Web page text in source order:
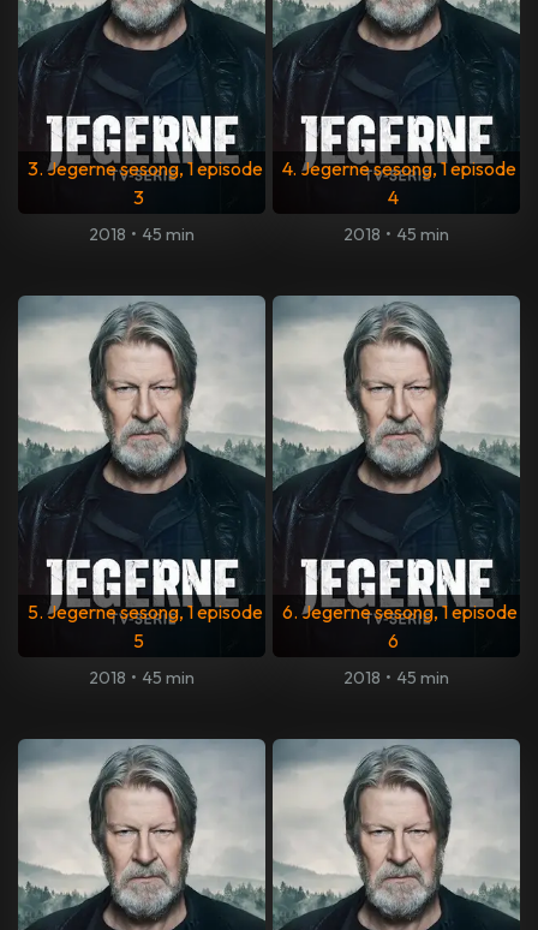
3. Jegerne sesong, 1 episode
3
2018 • 45 min
4. Jegerne sesong, 1 episode
4
2018 • 45 min
5. Jegerne sesong, 1 episode
5
2018 • 45 min
6. Jegerne sesong, 1 episode
6
2018 • 45 min